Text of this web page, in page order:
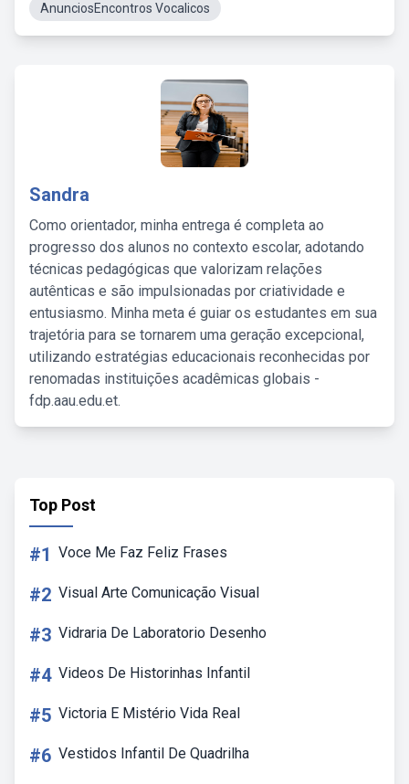
AnunciosEncontros Vocalicos
Sandra
Como orientador, minha entrega é completa ao
progresso dos alunos no contexto escolar, adotando
técnicas pedagógicas que valorizam relações
autênticas e são impulsionadas por criatividade e
entusiasmo. Minha meta é guiar os estudantes em sua
trajetória para se tornarem uma geração excepcional,
utilizando estratégias educacionais reconhecidas por
renomadas instituições acadêmicas globais -
fdp.aau.edu.et.
Top Post
#1 Voce Me Faz Feliz Frases
#2 Visual Arte Comunicação Visual
#3 Vidraria De Laboratorio Desenho
#4 Videos De Historinhas Infantil
#5 Victoria E Mistério Vida Real
#6 Vestidos Infantil De Quadrilha